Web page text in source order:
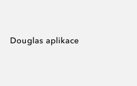
Douglas aplikace